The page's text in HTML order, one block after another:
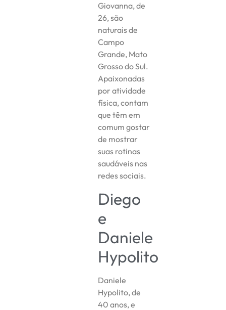
Giovanna, de
26, são
naturais de
Campo
Grande, Mato
Grosso do Sul.
Apaixonadas
por atividade
física, contam
que têm em
comum gostar
de mostrar
suas rotinas
saudáveis nas
redes sociais.
Diego
e
Daniele
Hypolito
Daniele
Hypolito, de
40 anos, e